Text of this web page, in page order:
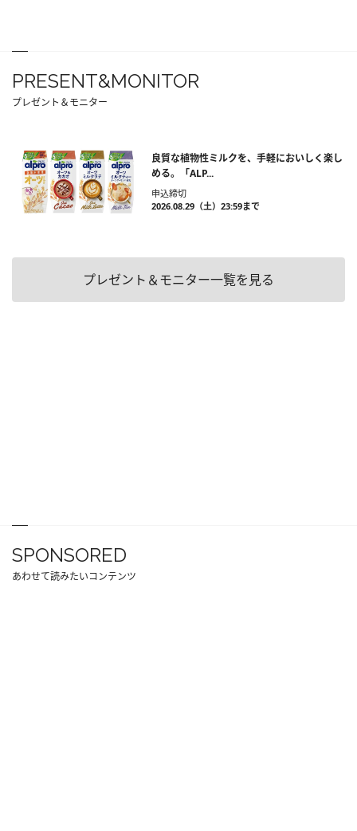
PRESENT&MONITOR
プレゼント＆モニター
良質な植物性ミルクを、手軽においしく楽し
める。「ALP...
申込締切
2026.08.29（土）23:59まで
プレゼント＆モニター一覧を見る
SPONSORED
あわせて読みたいコンテンツ